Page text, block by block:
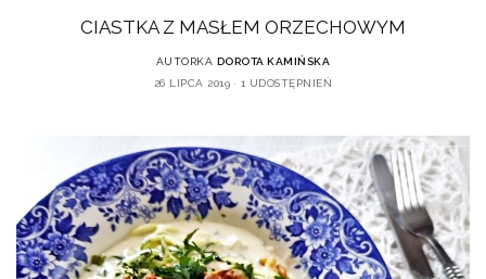
CIASTKA Z MASŁEM ORZECHOWYM
AUTORKA DOROTA KAMIŃSKA
26 LIPCA 2019
1 UDOSTĘPNIEŃ